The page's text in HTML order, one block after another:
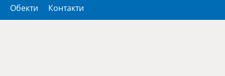
Обекти Контакти